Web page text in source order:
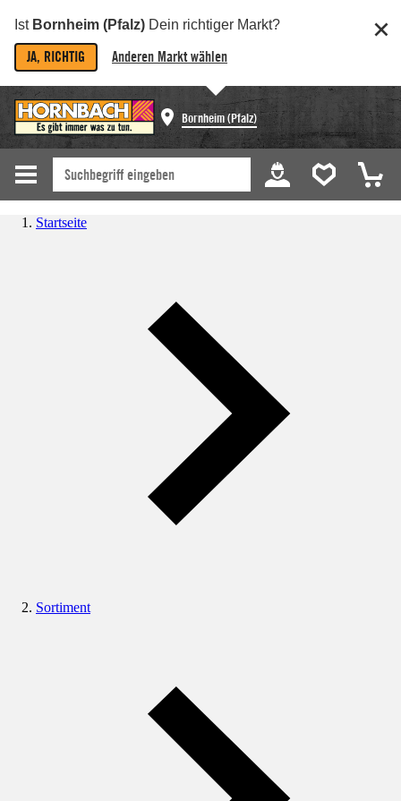
Ist Bornheim (Pfalz) Dein richtiger Markt?
JA, RICHTIG Anderen Markt wählen
Bornheim (Pfalz)
Startseite
Sortiment